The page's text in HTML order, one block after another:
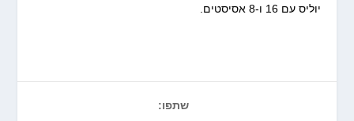
יוליס עם 16 ו-8 אסיסטים.
שתפו: